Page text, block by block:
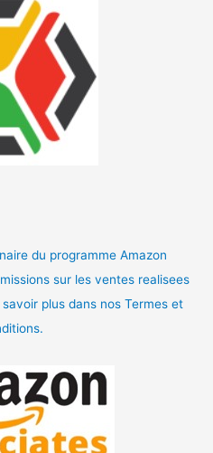
du programme Amazon
sur les ventes realisees
plus dans nos Termes et